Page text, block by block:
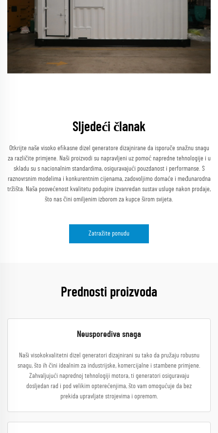
Sljedeći članak
Otkrijte naše visoko efikasne dizel generatore dizajnirane da isporuče snažnu snagu
za različite primjene. Naši proizvodi su napravljeni uz pomoć napredne tehnologije i u
skladu su s nacionalnim standardima, osiguravajući pouzdanost i performanse. S
raznovrsnim modelima i konkurentnim cijenama, zadovoljimo domaće i međunarodna
tržišta. Naša posvećenost kvalitetu podupire izvanredan sustav usluge nakon prodaje,
što nas čini omiljenim izborom za kupce širom svijeta.
Zatražite ponudu
Prednosti proizvoda
Neusporediva snaga
Naši visokokvalitetni dizel generatori dizajnirani su tako da pružaju robusnu
snagu, što ih čini idealnim za industrijske, komercijalne i stambene primjene.
Zahvaljujući naprednoj tehnologiji motora, ti generatori osiguravaju
dosljedan rad i pod velikim opterećenjima, što vam omogućuje da bez
prekida upravljate strojevima i opremom.